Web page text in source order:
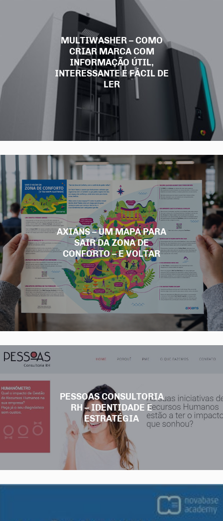
MULTIWASHER – COMO
CRIAR MARCA COM
INFORMAÇÃO ÚTIL,
INTERESSANTE E FÁCIL DE
LER
AXIANS – UM MAPA PARA
SAIR DA ZONA DE
CONFORTO – E VOLTAR
PESSOAS CONSULTORIA
RH – IDENTIDADE E
ESTRATÉGIA